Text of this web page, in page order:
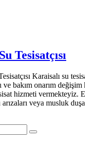
Tesisatçısı
Karaisalı su
ve bakım onarım
hizmeti vermekteyiz.
veya musluk